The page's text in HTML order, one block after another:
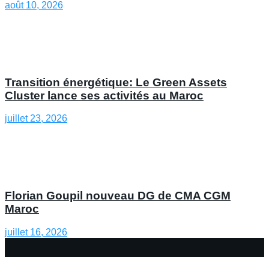
août 10, 2026
Transition énergétique: Le Green Assets
Cluster lance ses activités au Maroc
juillet 23, 2026
Florian Goupil nouveau DG de CMA CGM
Maroc
juillet 16, 2026